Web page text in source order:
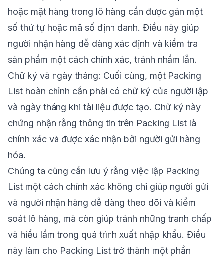
hoặc mặt hàng trong lô hàng cần được gán một
số thứ tự hoặc mã số định danh. Điều này giúp
người nhận hàng dễ dàng xác định và kiểm tra
sản phẩm một cách chính xác, tránh nhầm lẫn.
Chữ ký và ngày tháng: Cuối cùng, một Packing
List hoàn chỉnh cần phải có chữ ký của người lập
và ngày tháng khi tài liệu được tạo. Chữ ký này
chứng nhận rằng thông tin trên Packing List là
chính xác và được xác nhận bởi người gửi hàng
hóa.
Chúng ta cũng cần lưu ý rằng việc lập Packing
List một cách chính xác không chỉ giúp người gửi
và người nhận hàng dễ dàng theo dõi và kiểm
soát lô hàng, mà còn giúp tránh những tranh chấp
và hiểu lầm trong quá trình xuất nhập khẩu. Điều
này làm cho Packing List trở thành một phần